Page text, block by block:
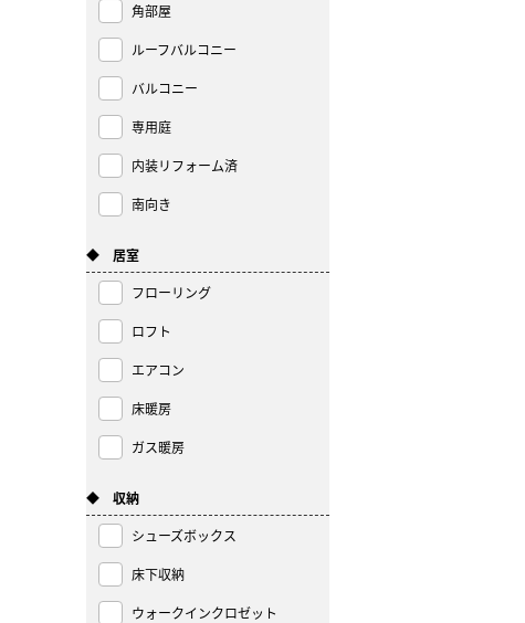
角部屋
ルーフバルコニー
バルコニー
専用庭
内装リフォーム済
南向き
◆ 居室
フローリング
ロフト
エアコン
床暖房
ガス暖房
◆ 収納
シューズボックス
床下収納
ウォークインクロゼット